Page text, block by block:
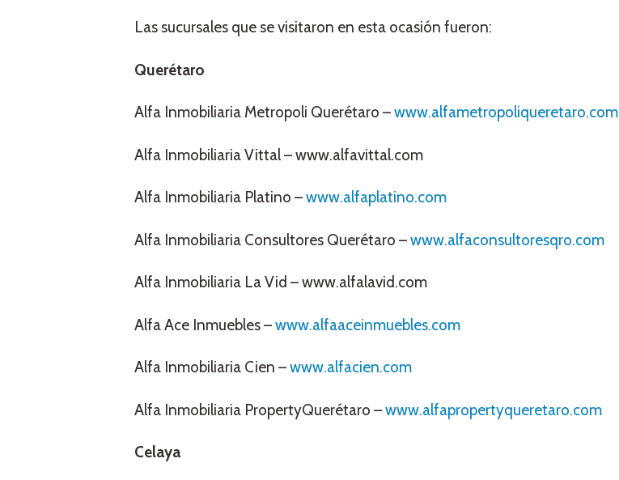
Las sucursales que se visitaron en esta ocasión fueron:
Querétaro
Alfa Inmobiliaria Metropoli Querétaro –www.alfametropoliqueretaro.com
Alfa Inmobiliaria Vittal – www.alfavittal.com
Alfa Inmobiliaria Platino –www.alfaplatino.com
Alfa Inmobiliaria Consultores Querétaro –www.alfaconsultoresqro.com
Alfa Inmobiliaria La Vid – www.alfalavid.com
Alfa Ace Inmuebles –www.alfaaceinmuebles.com
Alfa Inmobiliaria Cien –www.alfacien.com
Alfa Inmobiliaria PropertyQuerétaro –www.alfapropertyqueretaro.com
Celaya